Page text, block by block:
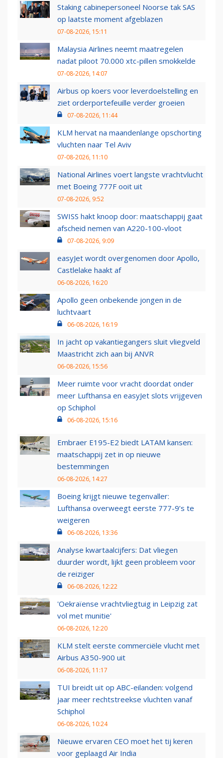
Staking cabinepersoneel Noorse tak SAS
op laatste moment afgeblazen
07-08-2026, 15:11
Malaysia Airlines neemt maatregelen
nadat piloot 70.000 xtc-pillen smokkelde
07-08-2026, 14:07
Airbus op koers voor leverdoelstelling en
ziet orderportefeuille verder groeien
07-08-2026, 11:44
KLM hervat na maandenlange opschorting
vluchten naar Tel Aviv
07-08-2026, 11:10
National Airlines voert langste vrachtvlucht
met Boeing 777F ooit uit
07-08-2026, 9:52
SWISS hakt knoop door: maatschappij gaat
afscheid nemen van A220-100-vloot
07-08-2026, 9:09
easyJet wordt overgenomen door Apollo,
Castlelake haakt af
06-08-2026, 16:20
Apollo geen onbekende jongen in de
luchtvaart
06-08-2026, 16:19
In jacht op vakantiegangers sluit vliegveld
Maastricht zich aan bij ANVR
06-08-2026, 15:56
Meer ruimte voor vracht doordat onder
meer Lufthansa en easyJet slots vrijgeven
op Schiphol
06-08-2026, 15:16
Embraer E195-E2 biedt LATAM kansen:
maatschappij zet in op nieuwe
bestemmingen
06-08-2026, 14:27
Boeing krijgt nieuwe tegenvaller:
Lufthansa overweegt eerste 777-9’s te
weigeren
06-08-2026, 13:36
Analyse kwartaalcijfers: Dat vliegen
duurder wordt, lijkt geen probleem voor
de reiziger
06-08-2026, 12:22
'Oekraïense vrachtvliegtuig in Leipzig zat
vol met munitie'
06-08-2026, 12:20
KLM stelt eerste commerciële vlucht met
Airbus A350-900 uit
06-08-2026, 11:17
TUI breidt uit op ABC-eilanden: volgend
jaar meer rechtstreekse vluchten vanaf
Schiphol
06-08-2026, 10:24
Nieuwe ervaren CEO moet het tij keren
voor geplaagd Air India